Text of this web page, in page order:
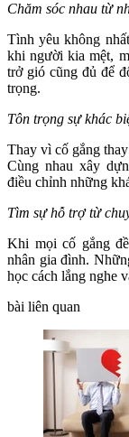
Chăm sóc nhau từ
Tình yêu không
khi người kia mệt,
trở gió cũng đủ để
trọng.
Tôn trọng sự khác
Thay vì cố gắng
Cùng nhau xây
điều chỉnh những
Tìm sự hỗ trợ từ
Khi mọi cố gắng
nhân gia đình.
học cách lắng nghe
bài liên quan